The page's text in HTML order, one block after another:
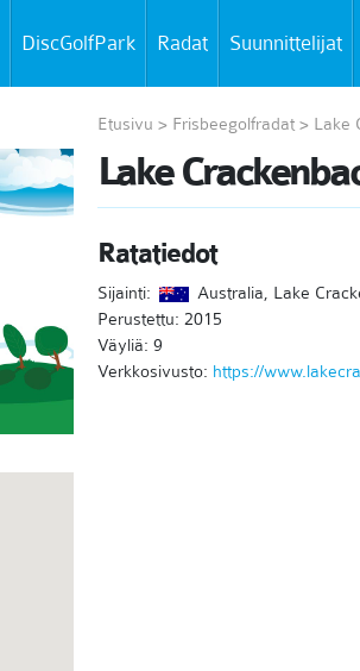
DiscGolfPark Radat Suunnittelijat
Etusivu > Frisbeegolfradat> Lake
Lake
Ratatiedot
Sijainti:
Australia, Lake
Perustettu: 2015
Väyliä: 9
Verkkosivusto: https://